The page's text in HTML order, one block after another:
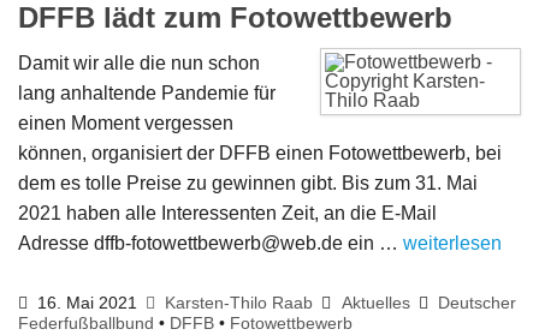
DFFB lädt zum Fotowettbewerb
Damit wir alle die nun schon
lang anhaltende Pandemie für
einen Moment vergessen
können, organisiert der DFFB einen Fotowettbewerb, bei
dem es tolle Preise zu gewinnen gibt. Bis zum 31. Mai
2021 haben alle Interessenten Zeit, an die E-Mail
Adresse dffb-fotowettbewerb@web.de ein … weiterlesen
16. Mai 2021 Karsten-Thilo Raab Aktuelles
Deutscher
Federfußballbund • DFFB • Fotowettbewerb